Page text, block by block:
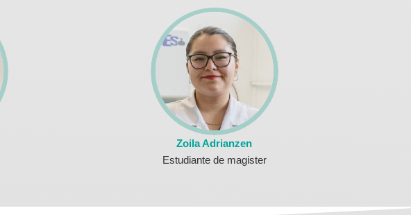
Zoila Adrianzen
Estudiante de magister